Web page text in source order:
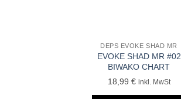
DEPS EVOKE SHAD MR
EVOKE SHAD MR #02
BIWAKO CHART
18,99 € inkl. MwSt